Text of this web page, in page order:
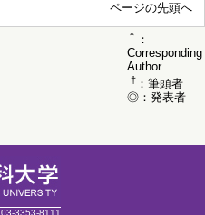
ページの先頭へ
＊
：
Corresponding
Author
† ：筆頭者
◎：発表者
03-3353-8111